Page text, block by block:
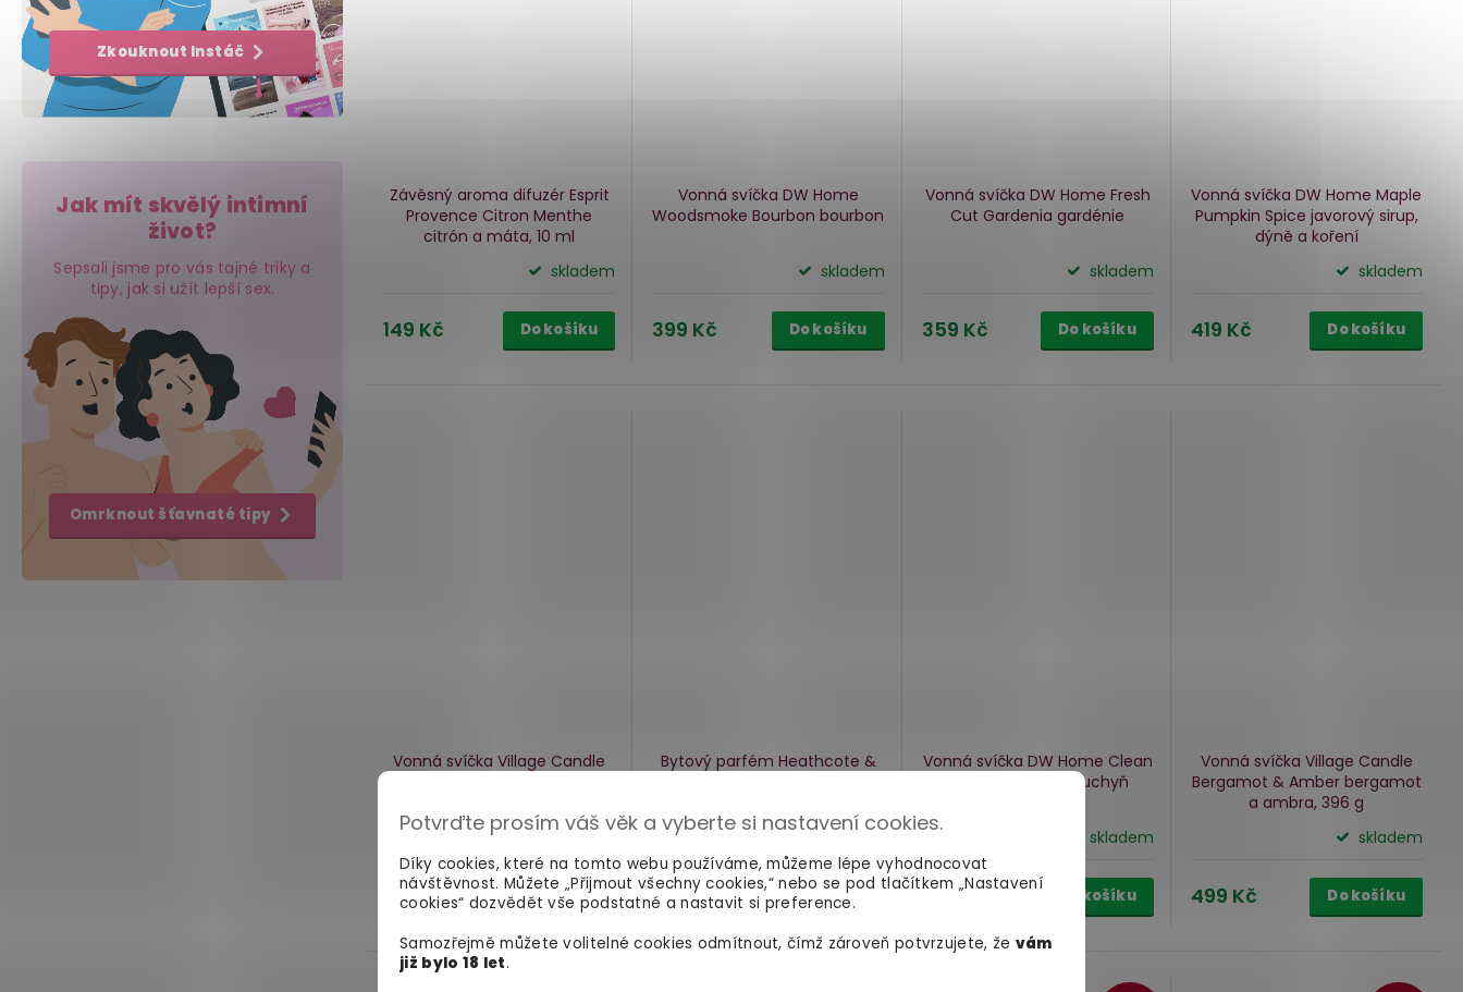
Potvrďte prosím váš věk a vyberte si nastavení cookies.
Díky cookies, které na tomto webu používáme, můžeme lépe vyhodnocovat
návštěvnost. Můžete „Přijmout všechny cookies,“ nebo se pod tlačítkem „Nastavení
cookies“ dozvědět vše podstatné a nastavit si preference.
Samozřejmě můžete volitelné cookies odmítnout, čímž zároveň potvrzujete, že vám
již bylo 18 let.
Zkouknout Instáč
Jak mít skvělý intimní
život?
Sepsali jsme pro vás tajné triky a
tipy, jak si užít lepší sex.
Omrknout šťavnaté tipy
Závěsný aroma difuzér Esprit
Provence Citron Menthe
citrón a máta, 10 ml
skladem
149 Kč Do košíku
Vonná svíčka DW Home
Woodsmoke Bourbonbourbon
skladem
399 Kč Do košíku
Vonná svíčka DW Home Fresh
Cut Gardeniagardénie
skladem
359 Kč Do košíku
Vonná svíčka DW Home Maple
Pumpkin Spice javorový sirup,
dýně a koření
skladem
419 Kč Do košíku
Vonná svíčka Village Candle
skladem
509 Kč Do košíku
Bytový parfém Heathcote &
skladem
379 Kč Do košíku
Vonná svíčka DW Home Clean
uklizená kuchyň
skladem
399 Kč Do košíku
Vonná svíčka Village Candle
Bergamot & Amber bergamot
a ambra, 396 g
skladem
499 Kč Do košíku